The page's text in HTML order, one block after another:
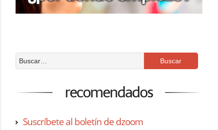
recomendados
Suscríbete al boletín de dzoom